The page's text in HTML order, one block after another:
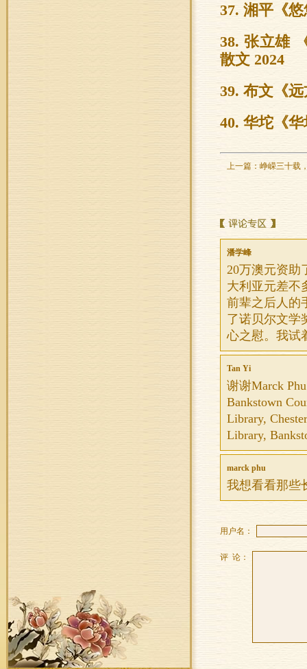
37. 湘平《
38. 张立雄
散文 2024
39. 布文《
40. 华坨《
上一篇： 峥嵘三十载
潘学峰
20万澳元资助
大利亚元差不
前辈之后人的
了诺贝尔文学
心之慰。我试
Tan Yi
谢谢Marck
Bankstown
Library,
Library,
marck phu
我想看看那些
用户名：
评 论：